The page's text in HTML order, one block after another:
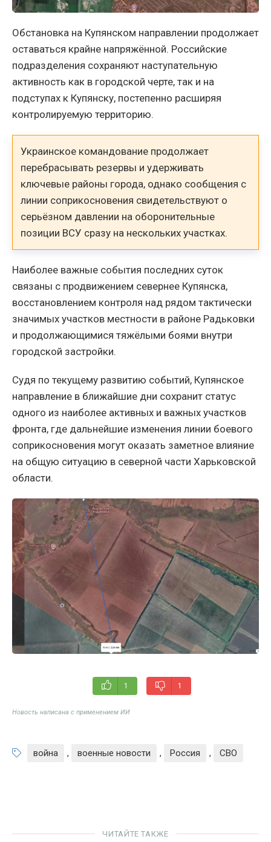
Обстановка на Купянском направлении продолжает
оставаться крайне напряжённой. Российские
подразделения сохраняют наступательную
активность как в городской черте, так и на
подступах к Купянску, постепенно расширяя
контролируемую территорию.
Украинское командование продолжает
перебрасывать резервы и удерживать
ключевые районы города, однако сообщения с
линии соприкосновения свидетельствуют о
серьёзном давлении на оборонительные
позиции ВСУ сразу на нескольких участках.
Наиболее важные события последних суток
связаны с продвижением севернее Купянска,
восстановлением контроля над рядом тактически
значимых участков местности в районе Радьковки
и продолжающимися тяжёлыми боями внутри
городской застройки.
Судя по текущему развитию событий, Купянское
направление в ближайшие дни сохранит статус
одного из наиболее активных и важных участков
фронта, где дальнейшие изменения линии боевого
соприкосновения могут оказать заметное влияние
на общую ситуацию в северной части Харьковской
области.
1 1
Новость написана с применением ИИ
война , военные новости , Россия , СВО
ЧИТАЙТЕ ТАКЖЕ